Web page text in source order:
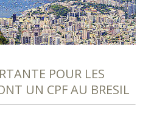
POUR LES
UN CPF AU BRESIL